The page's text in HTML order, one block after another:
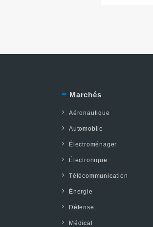
Marchés
Aéronautique
Automobile
Électroménager
Électronique
Télécommunication
Énergie
Défense
Médical